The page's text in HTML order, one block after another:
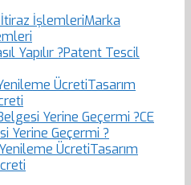
Marka
Patent Tescil
Tasarım
CE
Yerine Geçermi ?
Tasarım